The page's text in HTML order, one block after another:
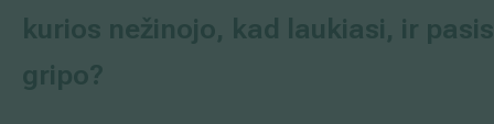
kurios nežinojo, kad laukiasi, ir
gripo?